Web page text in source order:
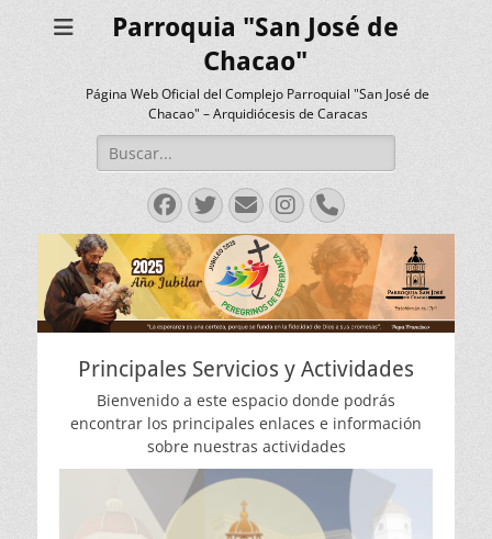
Parroquia "San José de
Chacao"
Página Web Oficial del Complejo Parroquial "San José de
Chacao" – Arquidiócesis de Caracas
Buscar:
Facebook
Twitter
Correo
electrónico
Instagram
Teléfono
Principales Servicios y Actividades
Bienvenido a este espacio donde podrás
encontrar los principales enlaces e información
sobre nuestras actividades